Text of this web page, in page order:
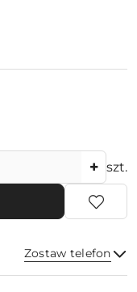
szt.
Zostaw telefon